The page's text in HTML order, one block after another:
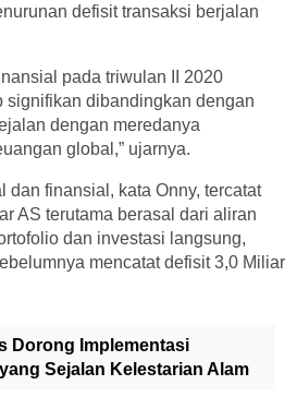
defisit transaksi berjalan
pada triwulan II 2020
signifikan dibandingkan dengan
dengan meredanya
global,” ujarnya.
dan finansial, kata Onny, tercatat
AS terutama berasal dari aliran
dan investasi langsung,
mencatat defisit 3,0 Miliar
Dorong Implementasi
Sejalan Kelestarian Alam